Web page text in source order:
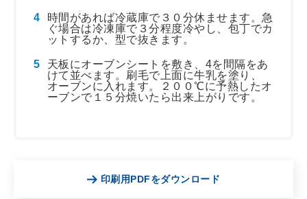
時間があれば冷蔵庫で３０分休ませます。急
ぐ場合は冷凍庫で３分程度冷やし、包丁でカ
ットするか、型で抜きます。
天板にオーブンシートを敷き、4を間隔をあ
けて並べます。刷毛で上面に牛乳を塗り、
オーブンに入れます。２００℃に予熱したオ
ーブンで１５分焼いたら出来上がりです。
印刷用PDFをダウンロード